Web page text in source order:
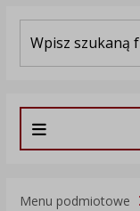
Menu podmiotowe